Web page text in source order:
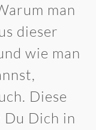
man
dieser
wie man
Diese
Du Dich in